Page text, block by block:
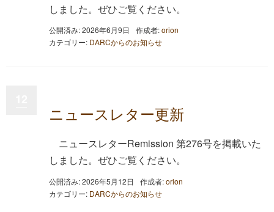
しました。ぜひご覧ください。
公開済み: 2026年6月9日 作成者:orion
カテゴリー: DARCからのお知らせ
ニュースレター更新
ニュースレターRemission 第276号を掲載いた
しました。ぜひご覧ください。
公開済み: 2026年5月12日 作成者:orion
カテゴリー: DARCからのお知らせ